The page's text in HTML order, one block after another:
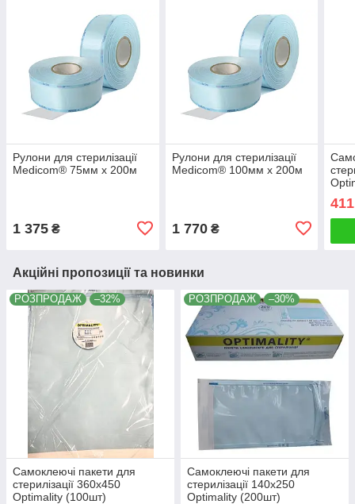
Рулони для стерилізації
Medicom® 75мм х 200м
1 375 ₴
Рулони для стерилізації
Medicom® 100мм х 200м
1 770₴
411
Акційні пропозиції та новинки
РОЗПРОДАЖ –32%
Самоклеючі пакети для
стерилізації 360x450
Optimality (100шт)
РОЗПРОДАЖ –30%
Самоклеючі пакети для
стерилізації 140x250
Optimality (200шт)